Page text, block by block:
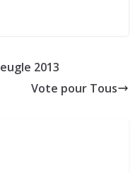
2013
Vote pour Tous